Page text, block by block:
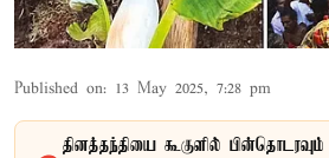
Published on: 13 May 2025, 7:28 pm
தினத்தந்தியை கூகுளில் பின்தொடரவும்